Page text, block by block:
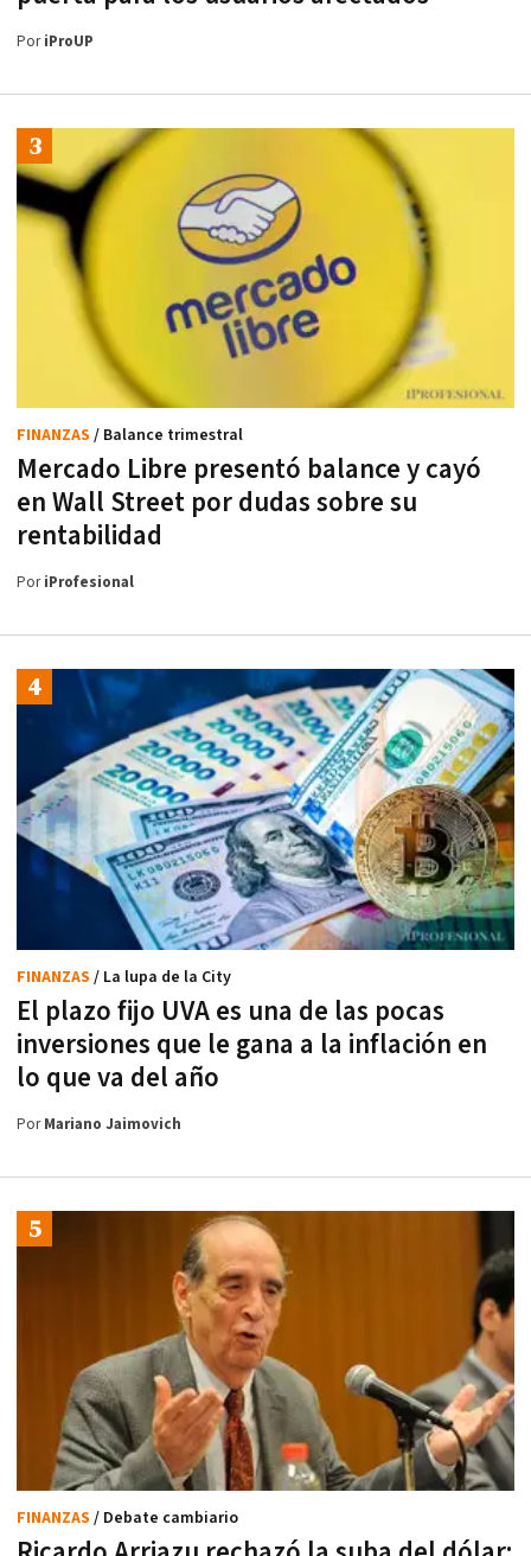
PoriProUP
Mercado Libre presentó balance y cayó
en Wall Street por dudas sobre su
rentabilidad
FINANZAS / Balance trimestral
PoriProfesional
El plazo fijo UVA es una de las pocas
inversiones que le gana a la inflación en
lo que va del año
FINANZAS / La lupa de la City
PorMariano Jaimovich
FINANZAS / Debate cambiario